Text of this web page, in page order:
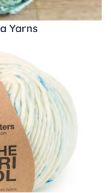
Yarns